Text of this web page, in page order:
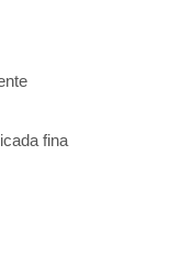
fina